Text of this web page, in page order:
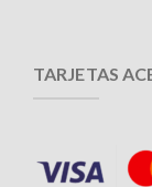
TARJETAS